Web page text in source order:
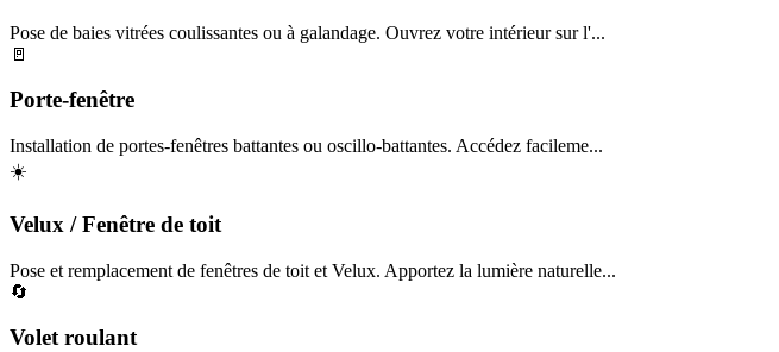
Pose de baies vitrées coulissantes ou à galandage. Ouvrez votre intérieur sur l'...
🚪
Porte-fenêtre
Installation de portes-fenêtres battantes ou oscillo-battantes. Accédez facileme...
☀️
Velux / Fenêtre de toit
Pose et remplacement de fenêtres de toit et Velux. Apportez la lumière naturelle...
🔄
Volet roulant